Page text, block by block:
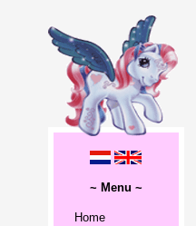
~ Menu ~
Home